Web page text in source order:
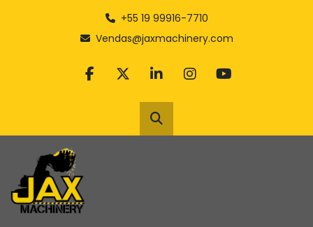
+55 19 99916-7710
Vendas@jaxmachinery.com
facebook
twitterlinkedininstagram
youtube
Pesquisar